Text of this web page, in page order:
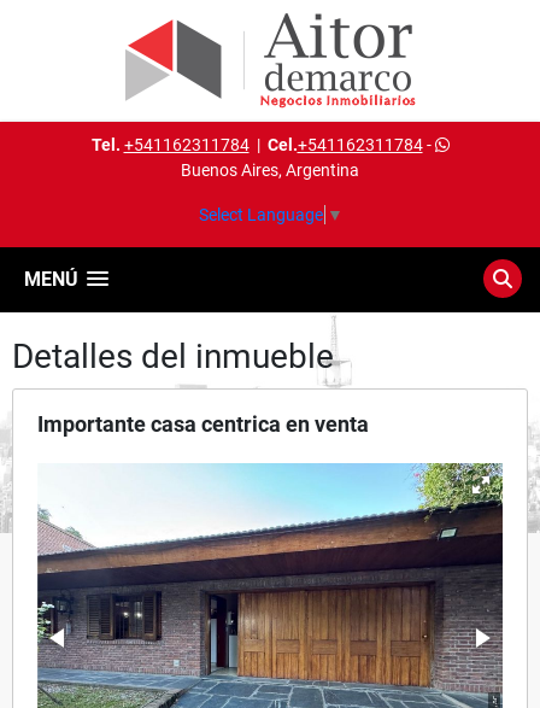
Tel. +541162311784| Cel.+541162311784-
Buenos Aires, Argentina
Select Language ▼
MENÚ
Detalles del inmueble
Importante casa centrica en venta